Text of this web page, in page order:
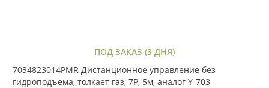
ПОД ЗАКАЗ (3 ДНЯ)
7034823014PMR Дистанционное управление без
гидроподъема, толкает газ, 7P, 5м, аналог Y-703